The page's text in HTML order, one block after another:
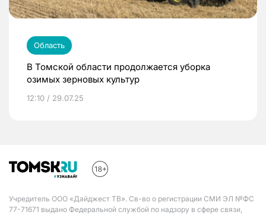
Область
В Томской области продолжается уборка
озимых зерновых культур
12:10 / 29.07.25
Учредитель ООО «Дайджест ТВ». Св-во о регистрации СМИ ЭЛ №ФС
77-71671 выдано Федеральной службой по надзору в сфере связи,